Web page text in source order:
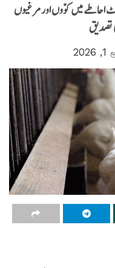
احاطے میں کوّوں اور مرغیوں